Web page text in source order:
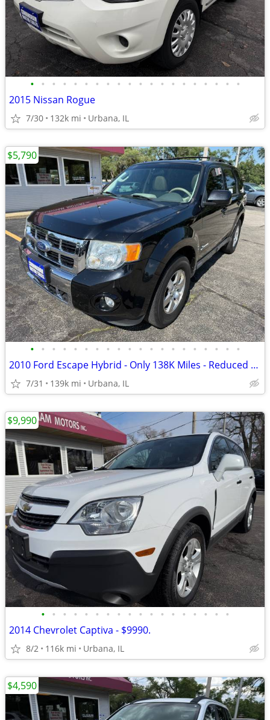
• • • • • • • • • • • • • • • • • • • •
2015 Nissan Rogue
7/30 132k mi Urbana, IL
• • • • • • • • • • • • • • • • • • • •
2010 Ford Escape Hybrid - Only 138K Miles - Reduced Price Only $5,790
7/31 139k mi Urbana, IL
$5,790
• • • • • • • • • • • • • • • • • •
2014 Chevrolet Captiva - $9990.
8/2 116k mi Urbana, IL
$9,990
$4,590